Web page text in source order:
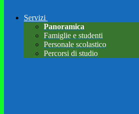
Servizi
Panoramica
Famiglie e studenti
Personale scolastico
Percorsi di studio